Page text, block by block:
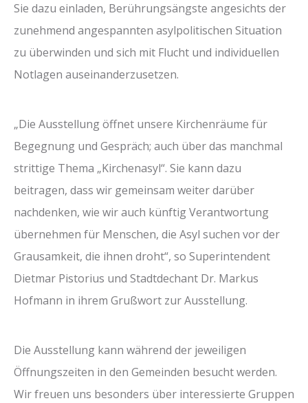
Sie dazu einladen, Berührungsängste angesichts der
zunehmend angespannten asylpolitischen Situation
zu überwinden und sich mit Flucht und individuellen
Notlagen auseinanderzusetzen.
„Die Ausstellung öffnet unsere Kirchenräume für
Begegnung und Gespräch; auch über das manchmal
strittige Thema „Kirchenasyl“. Sie kann dazu
beitragen, dass wir gemeinsam weiter darüber
nachdenken, wie wir auch künftig Verantwortung
übernehmen für Menschen, die Asyl suchen vor der
Grausamkeit, die ihnen droht“, so Superintendent
Dietmar Pistorius und Stadtdechant Dr. Markus
Hofmann in ihrem Grußwort zur Ausstellung.
Die Ausstellung kann während der jeweiligen
Öffnungszeiten in den Gemeinden besucht werden.
Wir freuen uns besonders über interessierte Gruppen